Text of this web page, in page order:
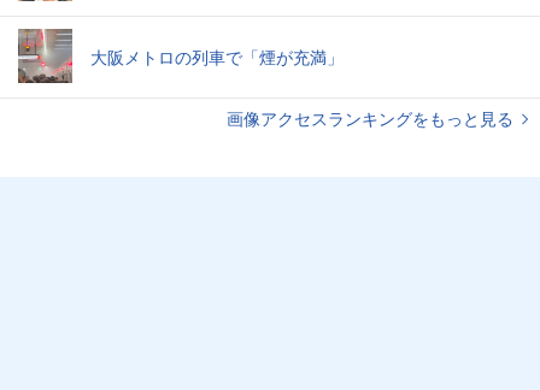
大阪メトロの列車で「煙が充満」
画像アクセスランキングをもっと見る